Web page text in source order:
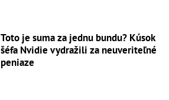
Toto je suma za jednu bundu? Kúsok
šéfa Nvidie vydražili za neuveriteľné
peniaze